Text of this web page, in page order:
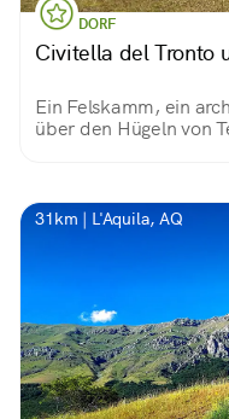
DORF
Civitella del Tronto
Ein Felskamm, ein
über den Hügeln von
31km | L'Aquila, AQ